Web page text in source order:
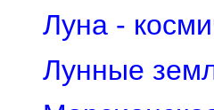
Луна -
Лунные